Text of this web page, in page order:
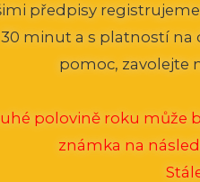
předpisy
30 minut a s platností
pomoc, zavolejte
polovině roku
známka na